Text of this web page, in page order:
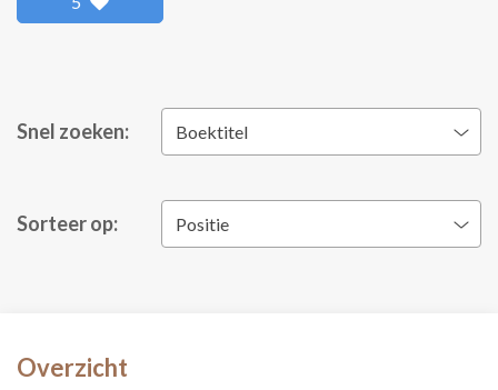
Snel zoeken: Boektitel
Sorteer op: Positie
Overzicht